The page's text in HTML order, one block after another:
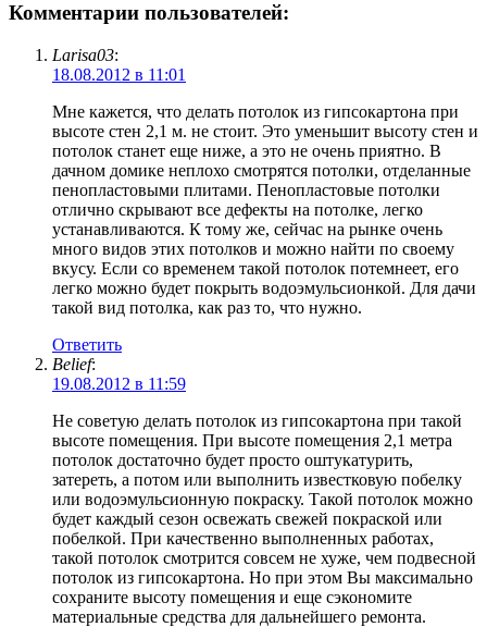
Комментарии пользователей:
Larisa03:
18.08.2012 в 11:01
Мне кажется, что делать потолок из гипсокартона при
высоте стен 2,1 м. не стоит. Это уменьшит высоту стен и
потолок станет еще ниже, а это не очень приятно. В
дачном домике неплохо смотрятся потолки, отделанные
пенопластовыми плитами. Пенопластовые потолки
отлично скрывают все дефекты на потолке, легко
устанавливаются. К тому же, сейчас на рынке очень
много видов этих потолков и можно найти по своему
вкусу. Если со временем такой потолок потемнеет, его
легко можно будет покрыть водоэмульсионкой. Для дачи
такой вид потолка, как раз то, что нужно.
Ответить
Belief:
19.08.2012 в 11:59
Не советую делать потолок из гипсокартона при такой
высоте помещения. При высоте помещения 2,1 метра
потолок достаточно будет просто оштукатурить,
затереть, а потом или выполнить известковую побелку
или водоэмульсионную покраску. Такой потолок можно
будет каждый сезон освежать свежей покраской или
побелкой. При качественно выполненных работах,
такой потолок смотрится совсем не хуже, чем подвесной
потолок из гипсокартона. Но при этом Вы максимально
сохраните высоту помещения и еще сэкономите
материальные средства для дальнейшего ремонта.